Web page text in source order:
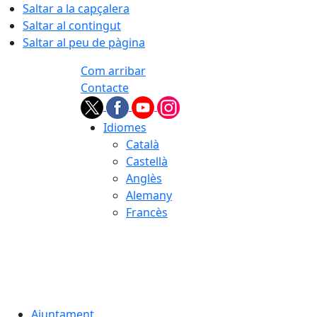
Saltar a la capçalera
Saltar al contingut
Saltar al peu de pàgina
Com arribar
Contacte
Idiomes
Català
Castellà
Anglès
Alemany
Francès